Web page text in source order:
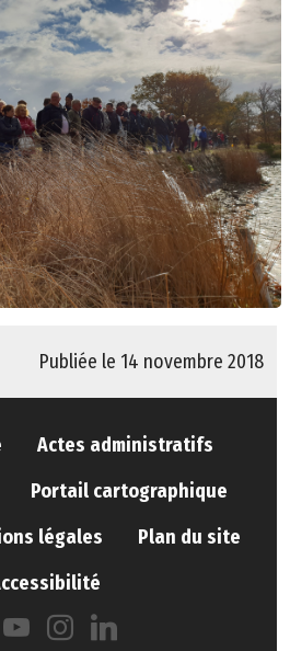
Publiée le 14 novembre 2018
Actes administratifs
Portail cartographique
légales
Plan du site